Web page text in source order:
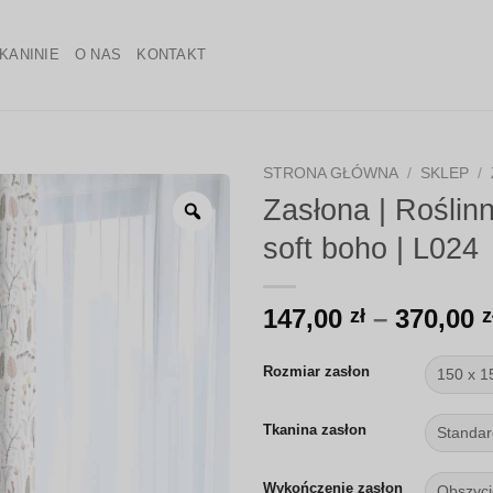
O NAS KONTAKT
Zoom
STRONA GŁÓWNA / SKLEP /
Zasłona |
soft boho | L024
147,00 zł – 370,00
Rozmiar zasłon
Tkanina zasłon
Wykończenie zasłon